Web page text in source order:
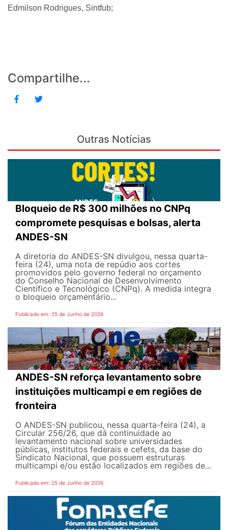
Edmilson Rodrigues, Sintfub;
Compartilhe...
Outras Notícias
Bloqueio de R$ 300 milhões no CNPq
compromete pesquisas e bolsas, alerta
ANDES-SN
A diretoria do ANDES-SN divulgou, nessa quarta-
feira (24), uma nota de repúdio aos cortes
promovidos pelo governo federal no orçamento
do Conselho Nacional de Desenvolvimento
Científico e Tecnológico (CNPq). A medida integra
o bloqueio orçamentário...
Publicado em: 25 de Junho de 2026
ANDES-SN reforça levantamento sobre
instituições multicampi e em regiões de
fronteira
O ANDES-SN publicou, nessa quarta-feira (24), a
Circular 256/26, que dá continuidade ao
levantamento nacional sobre universidades
públicas, institutos federais e cefets, da base do
Sindicato Nacional, que possuem estruturas
multicampi e/ou estão localizados em regiões de...
Publicado em: 25 de Junho de 2026